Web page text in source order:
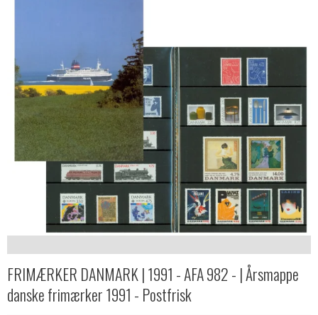
FRIMÆRKER DANMARK | 1991 - AFA 982 - | Årsmappe
danske frimærker 1991 - Postfrisk